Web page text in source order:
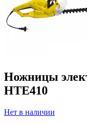
Ножницы
HTE410
Нет в наличии